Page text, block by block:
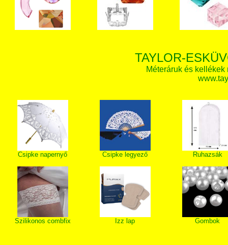
TAYLOR-
Méteráruk és
Csipke napernyő Csipke legyező Ruhazsák
Szilikonos combfix Izz lap Gombok